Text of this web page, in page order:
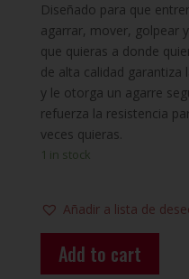
Diseñado para que
agarrar, mover, golpear
que quieras a donde
de alta calidad garantiza
y le otorga un agarre
refuerza la resistencia
veces quieras.
1 in stock
Añadir a lista de
Add to cart